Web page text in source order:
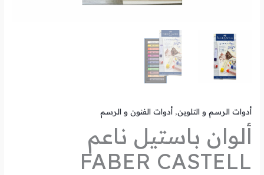
أدوات الرسم و التلوين,أدوات الفنون و الرسم
ألوان باستيل ناعم
FABER CASTELL